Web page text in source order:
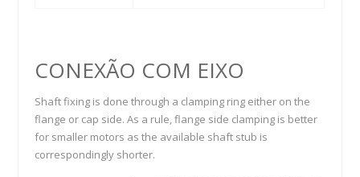
CONEXÃO COM EIXO
Shaft fixing is done through a clamping ring either on the
flange or cap side. As a rule, flange side clamping is better
for smaller motors as the available shaft stub is
correspondingly shorter.